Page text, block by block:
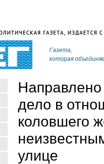
Газета,
которая
Направлено
дело в
коловшего
улице